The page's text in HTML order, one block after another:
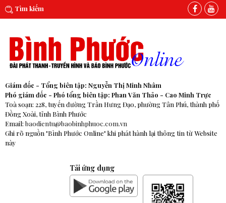
Tìm kiếm
Giám đốc - Tổng biên tập: Nguyễn Thị Minh Nhâm
Phó giám đốc - Phó tổng biên tập: Phan Văn Thảo - Cao Minh Trực
Toà soạn: 228, tuyến đường Trần Hưng Đạo, phường Tân Phú, thành phố
Đồng Xoài, tỉnh Bình Phước
Email: baodientu@baobinhphuoc.com.vn
Ghi rõ nguồn "Bình Phước Online" khi phát hành lại thông tin từ Website
này
Tải ứng dụng